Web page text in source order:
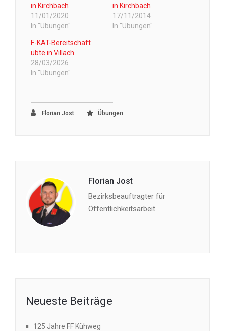
in Kirchbach
11/01/2020
In "Übungen"
in Kirchbach
17/11/2014
In "Übungen"
F-KAT-Bereitschaft
übte in Villach
28/03/2026
In "Übungen"
Florian Jost Übungen
Florian Jost
Bezirksbeauftragter für
Öffentlichkeitsarbeit
Neueste Beiträge
125 Jahre FF Kühweg